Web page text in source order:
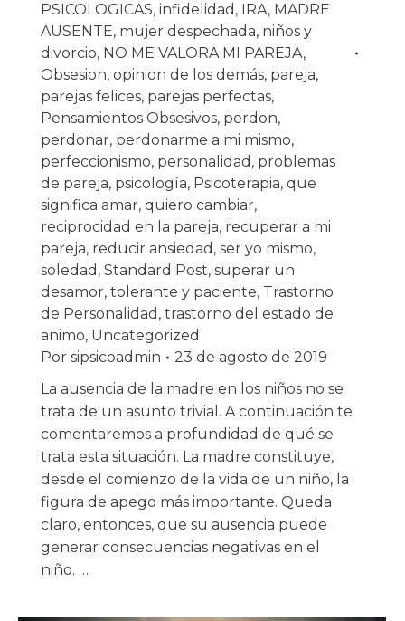
PSICOLOGICAS, infidelidad , IRA, MADRE
AUSENTE, mujer despechada, niños y
divorcio, NO ME VALORA MI PAREJA,
Obsesion, opinion de los demás, pareja,
parejas felices, parejas perfectas,
Pensamientos Obsesivos, perdon,
perdonar, perdonarme a mi mismo,
perfeccionismo, personalidad , problemas
de pareja, psicología, Psicoterapia, que
significa amar, quiero cambiar,
reciprocidad en la pareja, recuperar a mi
pareja, reducir ansiedad , ser yo mismo,
soledad , Standard Post, superar un
desamor, tolerante y paciente, Trastorno
de Personalidad , trastorno del estado de
animo, Uncategorized
Por sipsicoadmin
23 de agosto de 2019
La ausencia de la madre en los niños no se
trata de un asunto trivial. A continuación te
comentaremos a profundidad de qué se
trata esta situación. La madre constituye,
desde el comienzo de la vida de un niño, la
figura de apego más importante. Queda
claro, entonces, que su ausencia puede
generar consecuencias negativas en el
niño. …